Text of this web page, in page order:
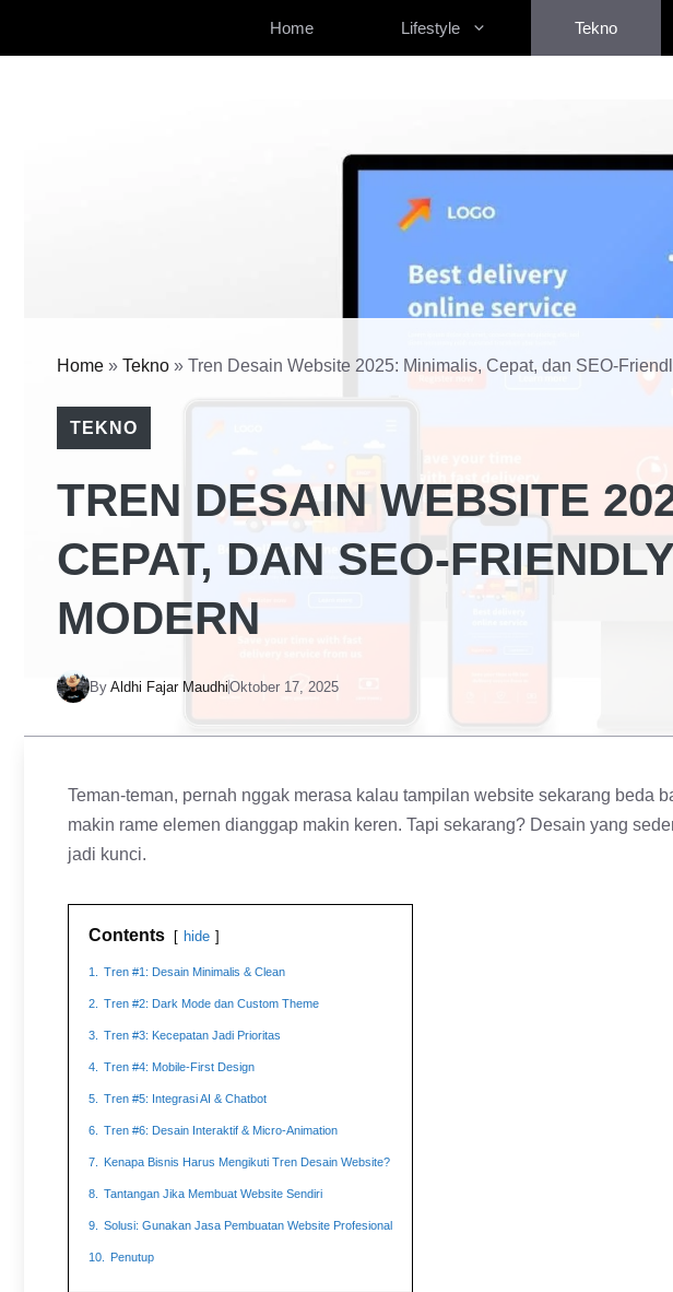
Home Lifestyle Tekno
Home » Tekno » Tren Desain Website 2025: Minimalis, Cepat, dan SEO-
TEKNO
TREN DESAIN WEBSITE
CEPAT, DAN SEO-
MODERN
By Aldhi Fajar MaudhiOktober 17, 2025
Teman-teman, pernah nggak merasa kalau tampilan website sekarang beda
makin rame elemen dianggap makin keren. Tapi sekarang? Desain yang
jadi kunci.
Contents hide
1. Tren #1: Desain Minimalis & Clean
2. Tren #2: Dark Mode dan Custom Theme
3. Tren #3: Kecepatan Jadi Prioritas
4. Tren #4: Mobile-First Design
5. Tren #5: Integrasi AI & Chatbot
6. Tren #6: Desain Interaktif & Micro-Animation
7. Kenapa Bisnis Harus Mengikuti Tren Desain Website?
8. Tantangan Jika Membuat Website Sendiri
9. Solusi: Gunakan Jasa Pembuatan Website Profesional
10. Penutup